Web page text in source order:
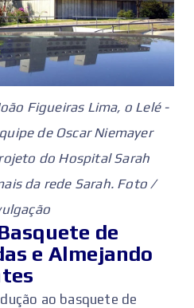
Figueiras Lima, o Lelé -
de Oscar Niemayer
do Hospital Sarah
da rede Sarah. Foto /
de
e Almejando
ao basquete de